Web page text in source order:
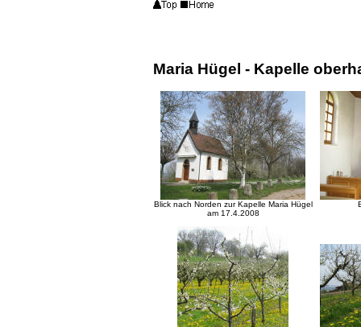
Maria Hügel - Kapelle
Blick nach Norden zur Kapelle Maria Hügel
am 17.4.2008